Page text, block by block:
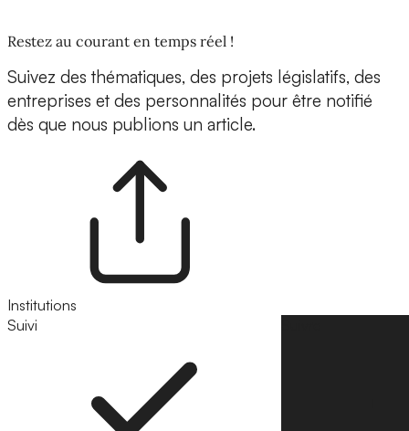
Restez au courant en temps réel !
Suivez des thématiques, des projets législatifs, des
entreprises et des personnalités pour être notifié
dès que nous publions un article.
Institutions
Suivi